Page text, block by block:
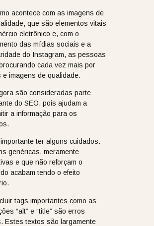
acontece com as imagens de
que são elementos vitais
eletrônico e, com o
das mídias sociais e a
do Instagram, as pessoas
cada vez mais por
e imagens de qualidade.
são consideradas parte
do SEO, pois ajudam a
a informação para os
ter alguns cuidados.
genéricas, meramente
e que não reforçam o
acabam tendo o efeito
tags importantes como as
“alt” e “title” são erros
Estes textos são largamente